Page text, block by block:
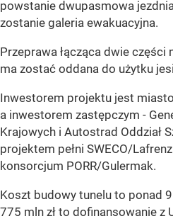
powstanie dwupasmowa
zostanie galeria ewakuacyjna.
Przeprawa łącząca dwie
ma zostać oddana do użytku
Inwestorem projektu jest
a inwestorem zastępczym -
Krajowych i Autostrad Oddział
projektem pełni SWECO/
konsorcjum PORR/Gulermak.
Koszt budowy tunelu to ponad
775 mln zł to dofinansowanie z